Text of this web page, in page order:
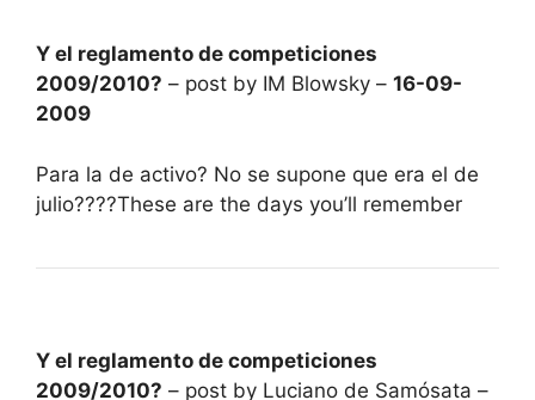
Y el reglamento de competiciones
2009/2010? – post by IM Blowsky – 16-09-
2009
Para la de activo? No se supone que era el de
julio????These are the days you’ll remember
Y el reglamento de competiciones
2009/2010? – post by Luciano de Samósata –